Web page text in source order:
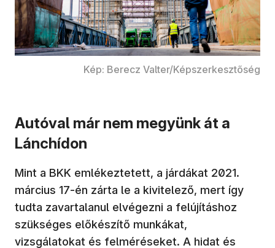
Kép: Berecz Valter/Képszerkesztőség
Autóval már nem megyünk át a
Lánchídon
Mint a BKK emlékeztetett, a járdákat 2021.
március 17-én zárta le a kivitelező, mert így
tudta zavartalanul elvégezni a felújításhoz
szükséges előkészítő munkákat,
vizsgálatokat és felméréseket. A hidat és